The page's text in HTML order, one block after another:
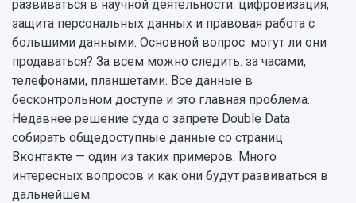
развиваться в научной деятельности: цифровизация,
защита персональных данных и правовая работа с
большими данными. Основной вопрос: могут ли они
продаваться? За всем можно следить: за часами,
телефонами, планшетами. Все данные в
бесконтрольном доступе и это главная проблема.
Недавнее решение суда о запрете Double Data
собирать общедоступные данные со страниц
Вконтакте — один из таких примеров. Много
интересных вопросов и как они будут развиваться в
дальнейшем.